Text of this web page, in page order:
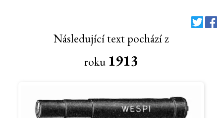
Následující text pochází z
roku 1913